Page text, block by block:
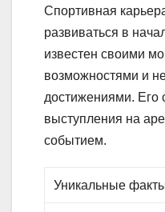
Спортивная
развиваться в
известен своими
возможностями и
достижениями. Его
выступления на
событием.
Уникальные